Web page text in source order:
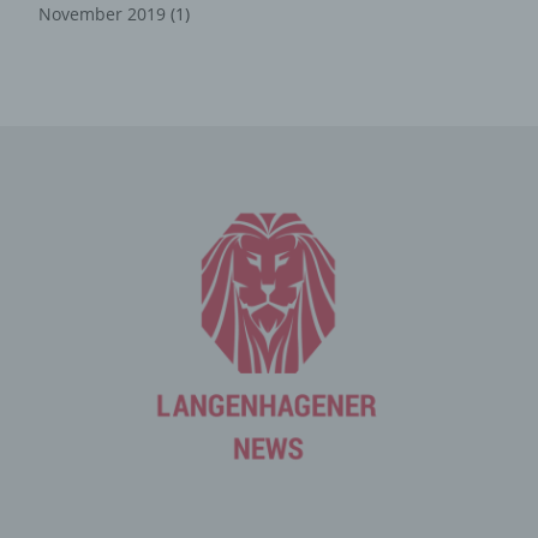
November 2019 (1)
zugreifenden Systems und (8) sonstige ähnliche Daten
auszuliefern, (2) die Inhalte unserer Internetseite sowie
die Werbung für diese zu optimieren, (3) die dauerhafte
Funktionsfähigkeit unserer informationstechnologischen
Systeme und der Technik unserer Internetseite zu
gewährleisten sowie (4) um Strafverfolgungsbehörden
im Falle eines Cyberangriffes die zur Strafverfolgung
anonym erhobenen Daten und Informationen werden
durch uns daher einerseits statistisch und ferner mit dem